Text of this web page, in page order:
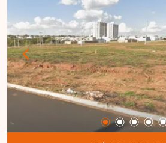
armários,e todas com ar-
ainda de lavabo, cozinha
área de serviço separada. O
piscina, quadra de futebol,
academia, sala de jogos e
garantindo lazer, segurança e
moradores. Entre em contato para mais
informações e conheça esta
oportunidade de morar com
e qualidade de vida em um dos